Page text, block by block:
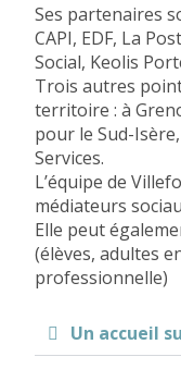
Ses partenaires
CAPI, EDF, La
Social, Keolis
Trois autres
territoire : à
pour le Sud-
Services.
L’équipe de
médiateurs
Elle peut
(élèves, adultes
professionnelle)
Un accueil